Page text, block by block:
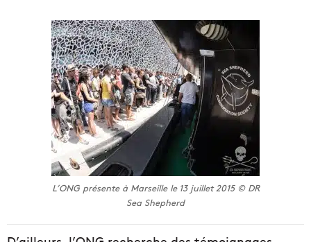
L’ONG présente à Marseille le 13 juillet 2015 © DR
Sea Shepherd